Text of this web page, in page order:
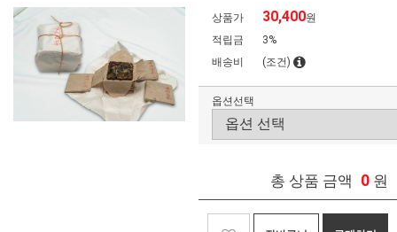
상품가 30,400원
적립금
3%
배송비
(조건)
옵션선택
총 상품 금액 0 원